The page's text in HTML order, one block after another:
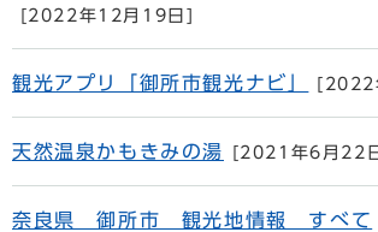
[2022年12月19日]
観光アプリ「御所市観光ナビ」 [2022
天然温泉かもきみの湯 [2021年6月22
奈良県 御所市 観光地情報 すべて